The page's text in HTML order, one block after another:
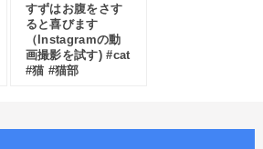
すずはお腹をさす
ると喜びます
（Instagramの動
画撮影を試す) #cat
#猫 #猫部